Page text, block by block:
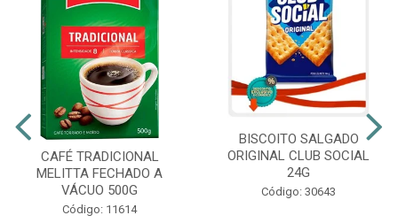
CAFÉ TRADICIONAL
MELITTA FECHADO A
VÁCUO 500G
Código: 11614
BISCOITO SALGADO
ORIGINAL CLUB SOCIAL
24G
Código: 30643